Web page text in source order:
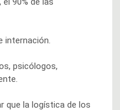
internación.
psicólogos,
que la logística de los